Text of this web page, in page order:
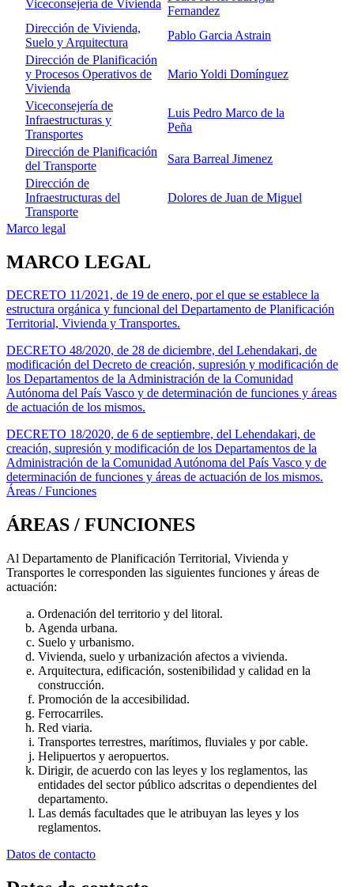
Viceconsejería de Vivienda
Fernandez
Dirección de Vivienda,
Suelo y Arquitectura
Pablo Garcia Astrain
Dirección de Planificación
y Procesos Operativos de
Vivienda
Mario Yoldi Domínguez
Viceconsejería de
Infraestructuras y
Transportes
Luis Pedro Marco de la
Peña
Dirección de Planificación
del Transporte
Sara Barreal Jimenez
Dirección de
Infraestructuras del
Transporte
Dolores de Juan de Miguel
Marco legal
MARCO LEGAL
DECRETO 11/2021, de 19 de enero, por el que se establece la
estructura orgánica y funcional del Departamento de Planificación
Territorial, Vivienda y Transportes.
DECRETO 48/2020, de 28 de diciembre, del Lehendakari, de
modificación del Decreto de creación, supresión y modificación de
los Departamentos de la Administración de la Comunidad
Autónoma del País Vasco y de determinación de funciones y áreas
de actuación de los mismos.
DECRETO 18/2020, de 6 de septiembre, del Lehendakari, de
creación, supresión y modificación de los Departamentos de la
Administración de la Comunidad Autónoma del País Vasco y de
determinación de funciones y áreas de actuación de los mismos.
Áreas / Funciones
ÁREAS / FUNCIONES
Al Departamento de Planificación Territorial, Vivienda y
Transportes le corresponden las siguientes funciones y áreas de
actuación:
Ordenación del territorio y del litoral.
Agenda urbana.
Suelo y urbanismo.
Vivienda, suelo y urbanización afectos a vivienda.
Arquitectura, edificación, sostenibilidad y calidad en la
construcción.
Promoción de la accesibilidad.
Ferrocarriles.
Red viaria.
Transportes terrestres, marítimos, fluviales y por cable.
Helipuertos y aeropuertos.
Dirigir, de acuerdo con las leyes y los reglamentos, las
entidades del sector público adscritas o dependientes del
departamento.
Las demás facultades que le atribuyan las leyes y los
reglamentos.
Datos de contacto